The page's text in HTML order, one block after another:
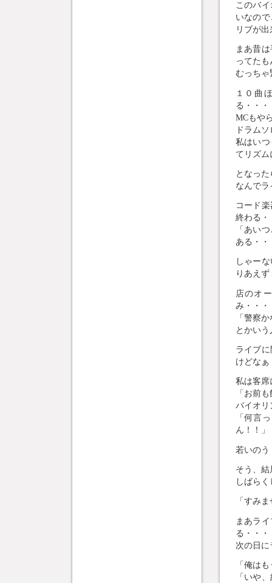
このバ
いなの
リブが
まあ昔
ってた
むっちゃ
１０曲
る・・・
MCもや
ドラム
私はい
てリズ
となっ
なんで
コード
終わる・
「あい
ある・・
しゃー
りあえ
店のオ
み・・・
「警察
とかい
ライブ
けどなぁ
私は客席
「お前
バイオリ
「何言
ん！！」
若いのう
そう、
しばら
「すみ
まあラ
る・・・
次の日
「俺は
「いや